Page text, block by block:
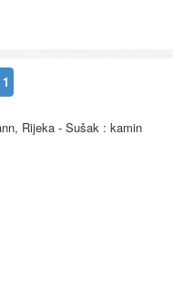
Rijeka - Sušak : kamin